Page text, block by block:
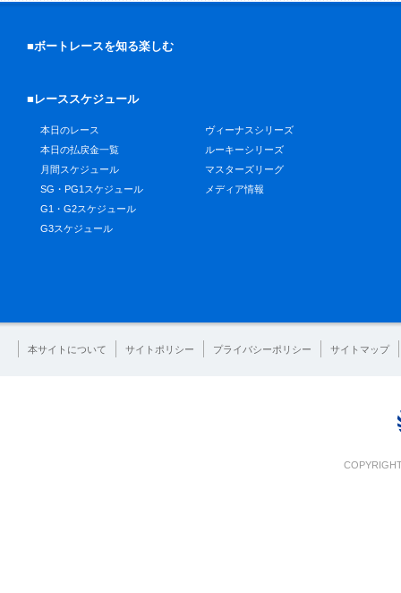
■ボートレースを知る楽しむ
■レーススケジュール
本日のレース
本日の払戻金一覧
月間スケジュール
SG・PG1スケジュール
G1・G2スケジュール
G3スケジュール
ヴィーナスシリーズ
ルーキーシリーズ
マスターズリーグ
メディア情報
本サイトについて サイトポリシー プライバシーポリシー サイトマップ